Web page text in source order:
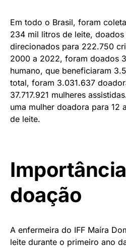
Em todo o Brasil, foram
234 mil litros de leite,
direcionados para 222.750
2000 a 2022, foram doados
humano, que beneficiaram
total, foram 3.031.637
37.717.921 mulheres
uma mulher doadora para 12
de leite.
doação
A enfermeira do IFF Maíra
leite durante o primeiro ano